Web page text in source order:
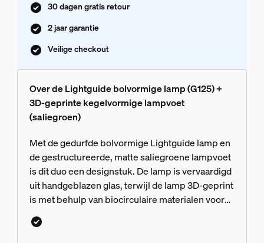
30 dagen gratis retour
2 jaar garantie
Veilige checkout
Over de Lightguide bolvormige lamp (G125) +
3D-geprinte kegelvormige lampvoet
(saliegroen)
Met de gedurfde bolvormige Lightguide lamp en
de gestructureerde, matte saliegroene lampvoet
is dit duo een designstuk. De lamp is vervaardigd
uit handgeblazen glas, terwijl de lamp 3D-geprint
is met behulp van biocirculaire materialen voor
een huwelijk van modern en traditioneel
vakmanschap.